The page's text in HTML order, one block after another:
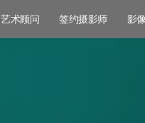
艺术顾问 签约摄影师 影